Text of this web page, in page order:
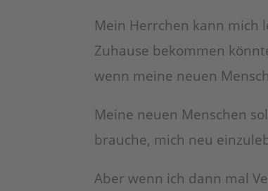
Mein Herrchen kann mich
Zuhause bekommen
wenn meine neuen
Meine neuen Menschen
brauche, mich neu
Aber wenn ich dann mal